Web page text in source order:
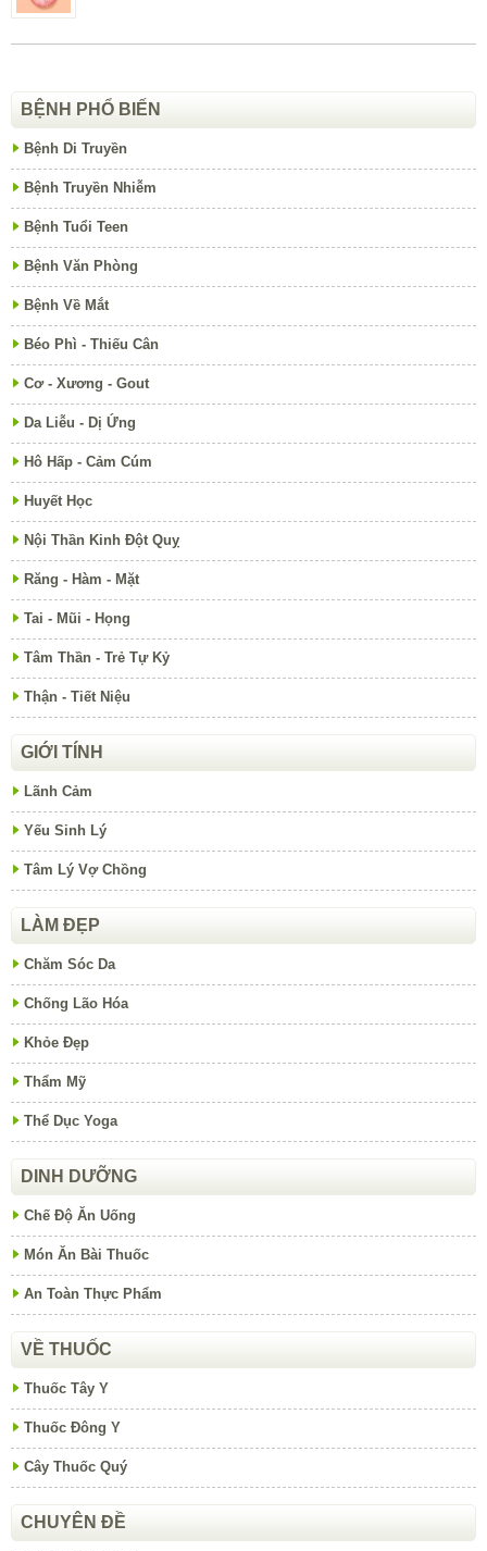
BỆNH PHỔ BIẾN
Bệnh Di Truyền
Bệnh Truyền Nhiễm
Bệnh Tuổi Teen
Bệnh Văn Phòng
Bệnh Về Mắt
Béo Phì - Thiếu Cân
Cơ - Xương - Gout
Da Liễu - Dị Ứng
Hô Hấp - Cảm Cúm
Huyết Học
Nội Thần Kinh Đột Quỵ
Răng - Hàm - Mặt
Tai - Mũi - Họng
Tâm Thần - Trẻ Tự Kỷ
Thận - Tiết Niệu
GIỚI TÍNH
Lãnh Cảm
Yếu Sinh Lý
Tâm Lý Vợ Chồng
LÀM ĐẸP
Chăm Sóc Da
Chống Lão Hóa
Khỏe Đẹp
Thẩm Mỹ
Thể Dục Yoga
DINH DƯỠNG
Chế Độ Ăn Uống
Món Ăn Bài Thuốc
An Toàn Thực Phẩm
VỀ THUỐC
Thuốc Tây Y
Thuốc Đông Y
Cây Thuốc Quý
CHUYÊN ĐỀ